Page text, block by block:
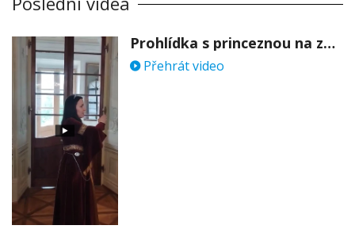
Prohlídka s princeznou na zámku Stekník
Přehrát video